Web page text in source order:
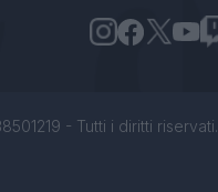
- Tutti i diritti riservati.